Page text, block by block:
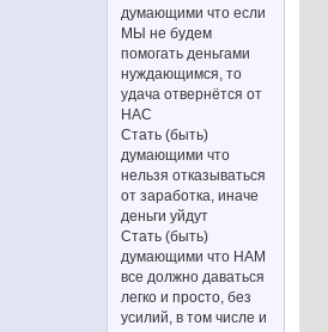
думающими что если
МЫ не будем
помогать деньгами
нуждающимся, то
удача отвернётся от
НАС
Стать (быть)
думающими что
нельзя отказываться
от заработка, иначе
деньги уйдут
Стать (быть)
думающими что НАМ
все должно даваться
легко и просто, без
усилий, в том числе и